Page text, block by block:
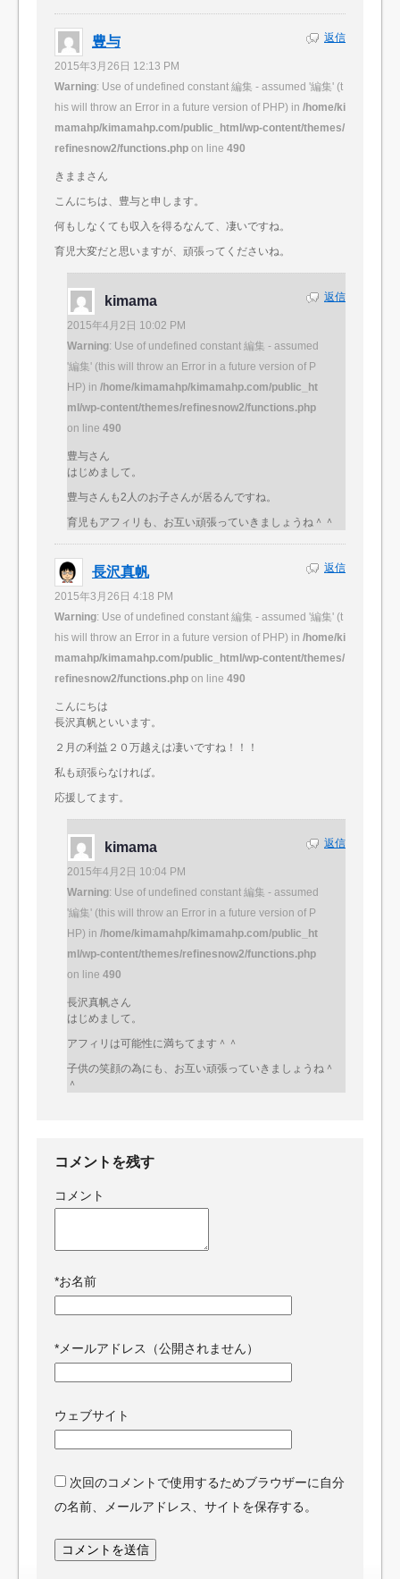
豊与
2015年3月26日 12:13 PM
Warning: Use of undefined constant 編集 - assumed '編集' (t
his will throw an Error in a future version of PHP) in /home/ki
mamahp/kimamahp.com/public_html/wp-content/themes/
refinesnow2/functions.php on line 490
きままさん
こんにちは、豊与と申します。
何もしなくても収入を得るなんて、凄いですね。
育児大変だと思いますが、頑張ってくださいね。
返信
kimama
2015年4月2日 10:02 PM
Warning: Use of undefined constant 編集 - assumed
'編集' (this will throw an Error in a future version of P
HP) in/home/kimamahp/kimamahp.com/public_ht
ml/wp-content/themes/refinesnow2/functions.php
on line490
豊与さん
はじめまして。
豊与さんも2人のお子さんが居るんですね。
育児もアフィリも、お互い頑張っていきましょうね＾＾
返信
長沢真帆
2015年3月26日 4:18 PM
Warning: Use of undefined constant 編集 - assumed '編集' (t
his will throw an Error in a future version of PHP) in /home/ki
mamahp/kimamahp.com/public_html/wp-content/themes/
refinesnow2/functions.php on line 490
こんにちは
長沢真帆といいます。
２月の利益２０万越えは凄いですね！！！
私も頑張らなければ。
応援してます。
返信
kimama
2015年4月2日 10:04 PM
Warning: Use of undefined constant 編集 - assumed
'編集' (this will throw an Error in a future version of P
HP) in/home/kimamahp/kimamahp.com/public_ht
ml/wp-content/themes/refinesnow2/functions.php
on line490
長沢真帆さん
はじめまして。
アフィリは可能性に満ちてます＾＾
子供の笑顔の為にも、お互い頑張っていきましょうね＾
＾
返信
コメントを残す
コメント
*お名前
* メールアドレス（公開されません）
ウェブサイト
次回のコメントで使用するためブラウザーに自分
の名前、メールアドレス、サイトを保存する。